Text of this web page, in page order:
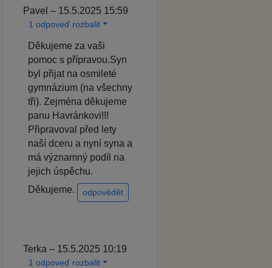
Pavel – 15.5.2025 15:59
1 odpoveď rozbalit
Děkujeme za vaši
pomoc s přípravou.Syn
byl přijat na osmileté
gymnázium (na všechny
tři). Zejména děkujeme
panu Havránkovi!!!
Připravoval před lety
naší dceru a nyní syna a
má významný podíl na
jejich úspěchu.
Děkujeme.
odpovědět
Terka – 15.5.2025 10:19
1 odpoveď rozbalit